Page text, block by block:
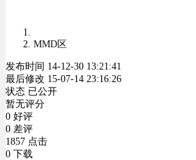
MMD区
发布时间 14-12-30 13:21:41
最后修改 15-07-14 23:16:26
状态 已公开
暂无评分
0 好评
0 差评
1857 点击
0 下载